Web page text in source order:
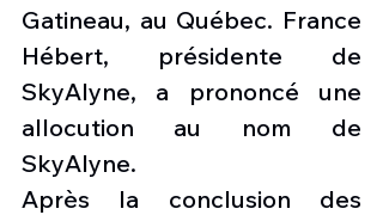
Gatineau, au Québec. France
Hébert, présidente de
SkyAlyne, a prononcé une
allocution au nom de
SkyAlyne.
Après la conclusion des